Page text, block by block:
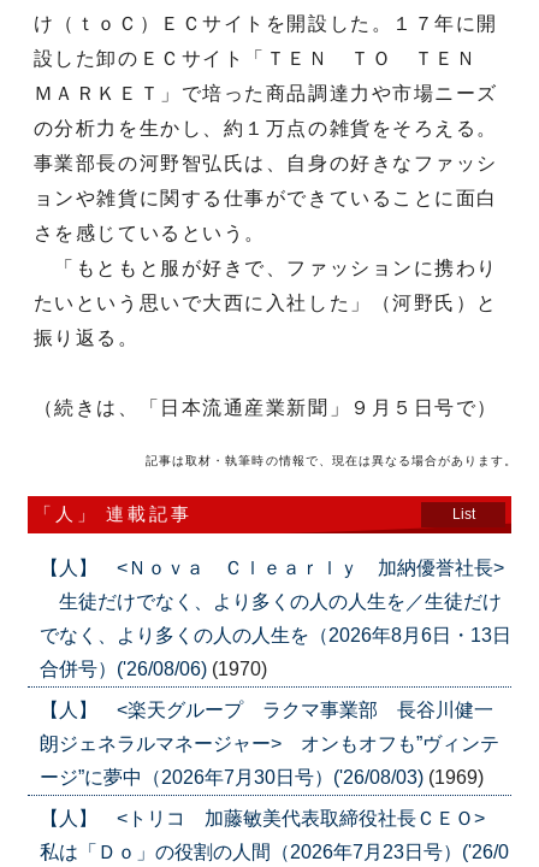
け（ｔｏＣ）ＥＣサイトを開設した。１７年に開
設した卸のＥＣサイト「ＴＥＮ ＴＯ ＴＥＮ
ＭＡＲＫＥＴ」で培った商品調達力や市場ニーズ
の分析力を生かし、約１万点の雑貨をそろえる。
事業部長の河野智弘氏は、自身の好きなファッシ
ョンや雑貨に関する仕事ができていることに面白
さを感じているという。
「もともと服が好きで、ファッションに携わり
たいという思いで大西に入社した」（河野氏）と
振り返る。
（続きは、「日本流通産業新聞」９月５日号で）
記事は取材・執筆時の情報で、現在は異なる場合があります。
「人」 連載記事 List
【人】 <Ｎｏｖａ Ｃｌｅａｒｌｙ 加納優誉社長>
生徒だけでなく、より多くの人の人生を／生徒だけ
でなく、より多くの人の人生を（2026年8月6日・13日
合併号）('26/08/06) (1970)
【人】 <楽天グループ ラクマ事業部 長谷川健一
朗ジェネラルマネージャー> オンもオフも”ヴィンテ
ージ”に夢中（2026年7月30日号）('26/08/03) (1969)
【人】 <トリコ 加藤敏美代表取締役社長ＣＥＯ>
私は「Ｄｏ」の役割の人間（2026年7月23日号）('26/0